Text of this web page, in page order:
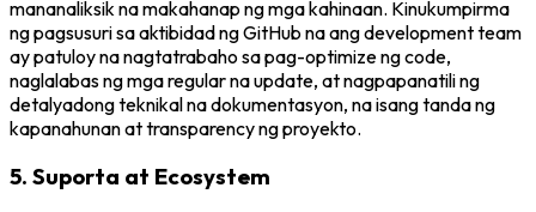
mananaliksik na makahanap ng mga kahinaan. Kinukumpirma
ng pagsusuri sa aktibidad ng GitHub na ang development team
ay patuloy na nagtatrabaho sa pag-optimize ng code,
naglalabas ng mga regular na update, at nagpapanatili ng
detalyadong teknikal na dokumentasyon, na isang tanda ng
kapanahunan at transparency ng proyekto.
5. Suporta at Ecosystem